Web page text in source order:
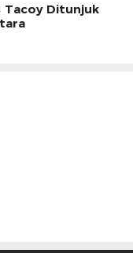
Tacoy Ditunjuk